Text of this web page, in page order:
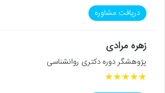
دریافت مشاوره
زهره مرادی
پژوهشگر دوره دکتری روانشناسی
★
★
★
★
★